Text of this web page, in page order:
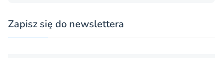
Zapisz się do newslettera